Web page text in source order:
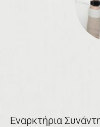
Εναρκτήρια